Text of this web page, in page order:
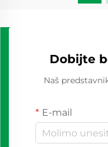
Dobijte
Naš
E-mail